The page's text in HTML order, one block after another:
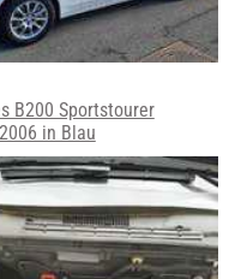
B200 Sportstourer
in Blau